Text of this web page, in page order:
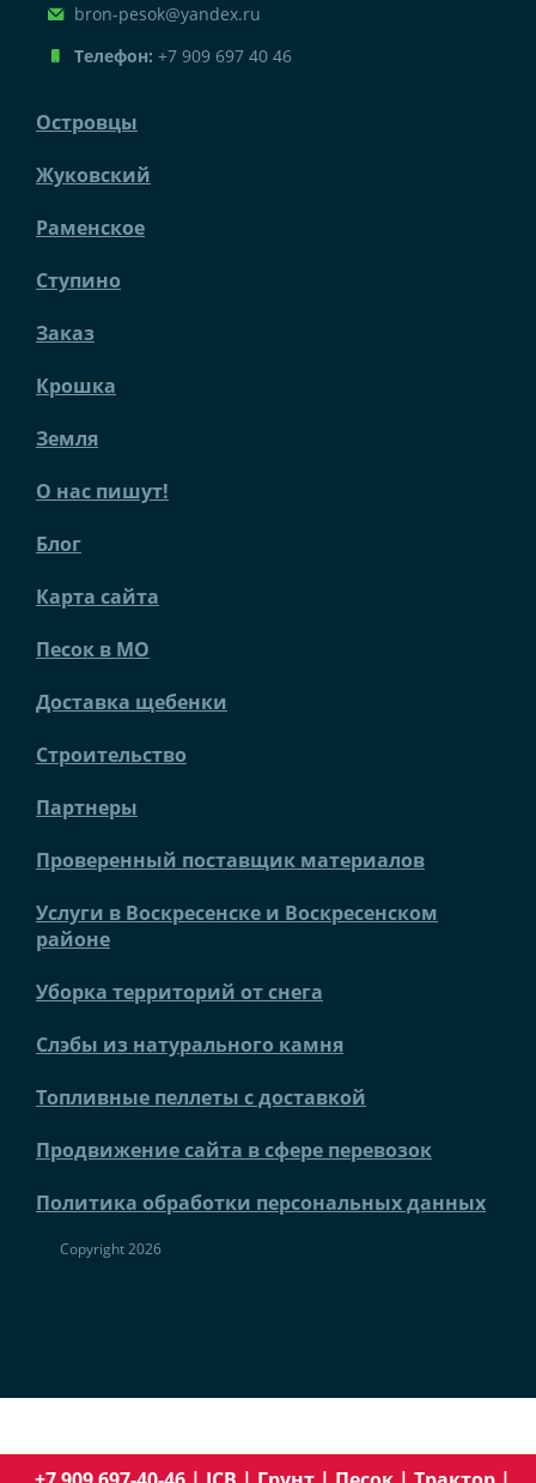
bron-pesok@yandex.ru
Телефон: +7 909 697 40 46
Островцы
Жуковский
Раменское
Ступино
Заказ
Крошка
Земля
О нас пишут!
Блог
Карта сайта
Песок в МО
Доставка щебенки
Строительство
Партнеры
Проверенный поставщик материалов
Услуги в Воскресенске и Воскресенском
районе
Уборка территорий от снега
Слэбы из натурального камня
Топливные пеллеты с доставкой
Продвижение сайта в сфере перевозок
Политика обработки персональных данных
Copyright 2026